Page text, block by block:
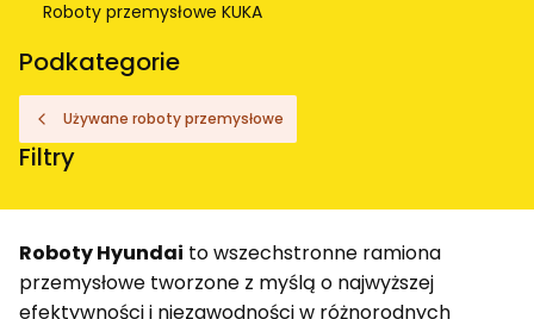
Roboty przemysłowe KUKA
Podkategorie
Używane roboty przemysłowe
Filtry
Roboty Hyundai to wszechstronne ramiona
przemysłowe tworzone z myślą o najwyższej
efektywności i niezawodności w różnorodnych